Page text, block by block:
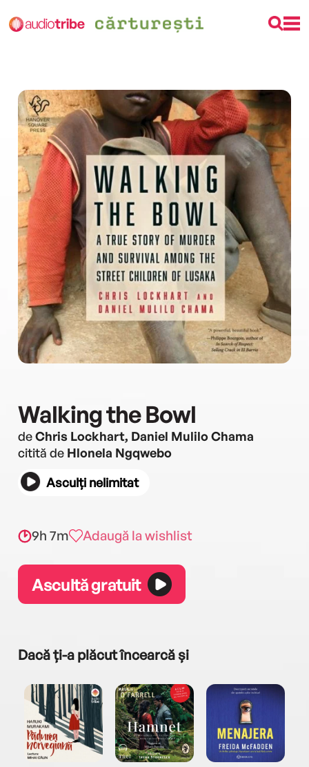
Walking the Bowl
deChris Lockhart, Daniel Mulilo Chama
citită de Hlonela Ngqwebo
Asculți nelimitat
9h 7m Adaugă la wishlist
Ascultă gratuit
Dacă ți-a plăcut încearcă și